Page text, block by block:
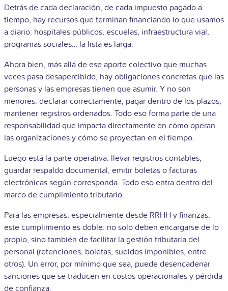
Detrás de cada declaración, de cada impuesto pagado a
tiempo, hay recursos que terminan financiando lo que usamos
a diario: hospitales públicos, escuelas, infraestructura vial,
programas sociales… la lista es larga.
Ahora bien, más allá de ese aporte colectivo que muchas
veces pasa desapercibido, hay obligaciones concretas que las
personas y las empresas tienen que asumir. Y no son
menores: declarar correctamente, pagar dentro de los plazos,
mantener registros ordenados. Todo eso forma parte de una
responsabilidad que impacta directamente en cómo operan
las organizaciones y cómo se proyectan en el tiempo.
Luego está la parte operativa: llevar registros contables,
guardar respaldo documental, emitir boletas o facturas
electrónicas según corresponda. Todo eso entra dentro del
marco de cumplimiento tributario.
Para las empresas, especialmente desde RRHH y finanzas,
este cumplimiento es doble: no solo deben encargarse de lo
propio, sino también de facilitar la gestión tributaria del
personal (retenciones, boletas, sueldos imponibles, entre
otros). Un error, por mínimo que sea, puede desencadenar
sanciones que se traducen en costos operacionales y pérdida
de confianza.